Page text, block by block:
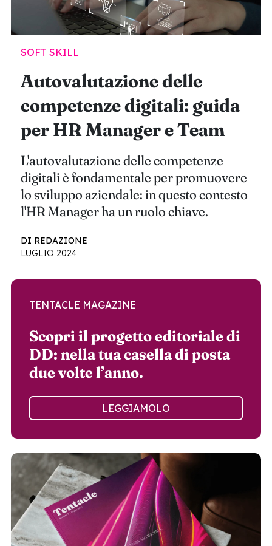
SOFT SKILL
Autovalutazione delle
competenze digitali: guida
per HR Manager e Team
L'autovalutazione delle competenze
digitali è fondamentale per promuovere
lo sviluppo aziendale: in questo contesto
l'HR Manager ha un ruolo chiave.
DI REDAZIONE
LUGLIO 2024
TENTACLE MAGAZINE
Scopri il progetto editoriale di
DD: nella tua casella di posta
due volte l’anno.
LEGGIAMOLO